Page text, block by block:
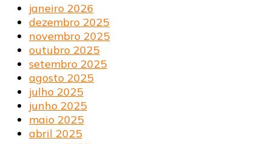
janeiro 2026
dezembro 2025
novembro 2025
outubro 2025
setembro 2025
agosto 2025
julho 2025
junho 2025
maio 2025
abril 2025